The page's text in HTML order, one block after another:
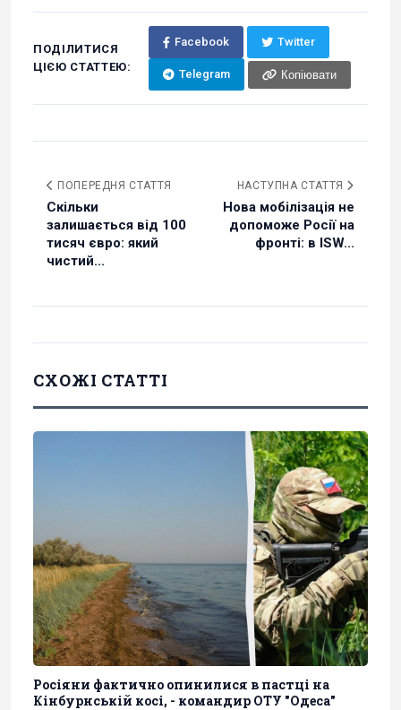
ПОДІЛИТИСЯ
ЦІЄЮ СТАТТЕЮ:
Facebook Twitter
Telegram Копіювати
ПОПЕРЕДНЯ СТАТТЯ
Скільки
залишається від 100
тисяч євро: який
чистий...
НАСТУПНА СТАТТЯ
Нова мобілізація не
допоможе Росії на
фронті: в ISW...
СХОЖІ СТАТТІ
Росіяни фактично опинилися в пастці на
Кінбурнській косі, - командир ОТУ "Одеса"